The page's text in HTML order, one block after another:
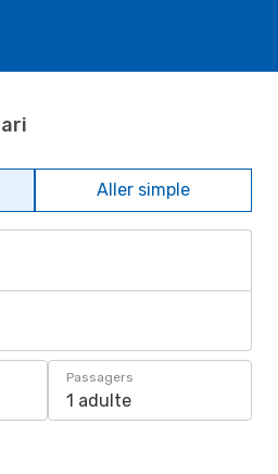
Aller simple
Passagers
1 adulte